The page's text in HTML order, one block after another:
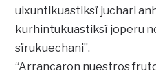
uixuntikuastiksï juchari
kurhintukuastiksï joperu
sïrukuechani”.
“Arrancaron nuestros